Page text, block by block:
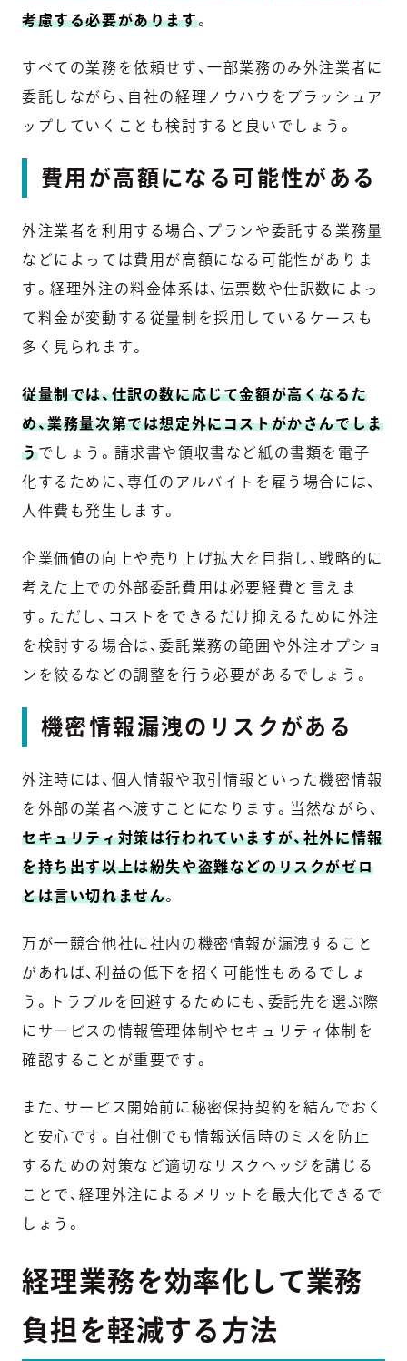
考慮する必要があります。
すべての業務を依頼せず、一部業務のみ外注業者に
委託しながら、自社の経理ノウハウをブラッシュア
ップしていくことも検討すると良いでしょう。
費用が高額になる可能性がある
外注業者を利用する場合、プランや委託する業務量
などによっては費用が高額になる可能性がありま
す。経理外注の料金体系は、伝票数や仕訳数によっ
て料金が変動する従量制を採用しているケースも
多く見られます。
従量制では、仕訳の数に応じて金額が高くなるた
め、業務量次第では想定外にコストがかさんでしま
うでしょう。請求書や領収書など紙の書類を電子
化するために、専任のアルバイトを雇う場合には、
人件費も発生します。
企業価値の向上や売り上げ拡大を目指し、戦略的に
考えた上での外部委託費用は必要経費と言えま
す。ただし、コストをできるだけ抑えるために外注
を検討する場合は、委託業務の範囲や外注オプショ
ンを絞るなどの調整を行う必要があるでしょう。
機密情報漏洩のリスクがある
外注時には、個人情報や取引情報といった機密情報
を外部の業者へ渡すことになります。当然ながら、
セキュリティ対策は行われていますが、社外に情報
を持ち出す以上は紛失や盗難などのリスクがゼロ
とは言い切れません。
万が一競合他社に社内の機密情報が漏洩すること
があれば、利益の低下を招く可能性もあるでしょ
う。トラブルを回避するためにも、委託先を選ぶ際
にサービスの情報管理体制やセキュリティ体制を
確認することが重要です。
また、サービス開始前に秘密保持契約を結んでおく
と安心です。自社側でも情報送信時のミスを防止
するための対策など適切なリスクヘッジを講じる
ことで、経理外注によるメリットを最大化できるで
しょう。
経理業務を効率化して業務
負担を軽減する方法